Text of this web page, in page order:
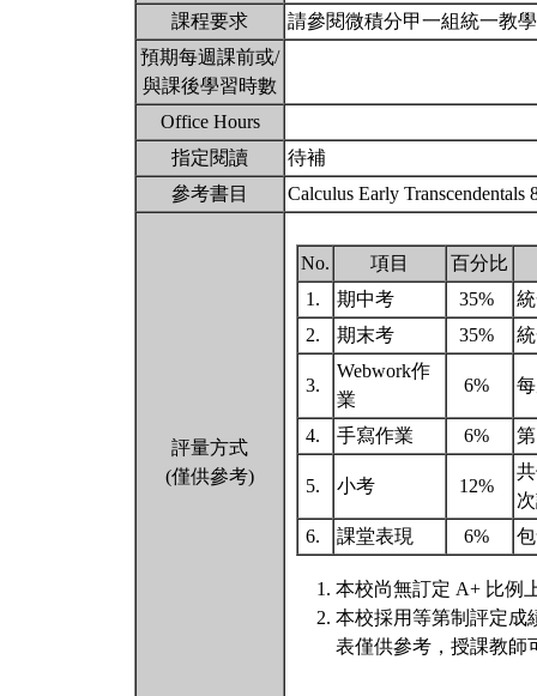
課程要求
請參閱微積分甲一組統一教學
預期每週課前或/
與課後學習時數
Office Hours
指定閱讀
待補
參考書目
Calculus Early Transcendentals
評量方式
(僅供參考)
No. 項目
百分比
1.
期中考 35%
2.
期末考 35%
3.
Webwork作
業
6%
4. 手寫作業 6%
5. 小考 12%
6.
課堂表現 6%
本校尚無訂定 A+ 比例
本校採用等第制評定成
表僅供參考，授課教師